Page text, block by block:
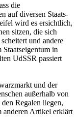
die
auf diversen Staats-
wird es ersichtlich,
sitzen, die sich
und andere
in
UdSSR passiert
und der
außerhalb von
Regalen liegen,
anderen Artikel erklärt